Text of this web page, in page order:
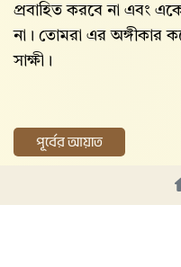
প্রবাহিত করবে না এবং
না। তোমরা এর অঙ্গীকার
সাক্ষী।
পূর্বের আয়াত